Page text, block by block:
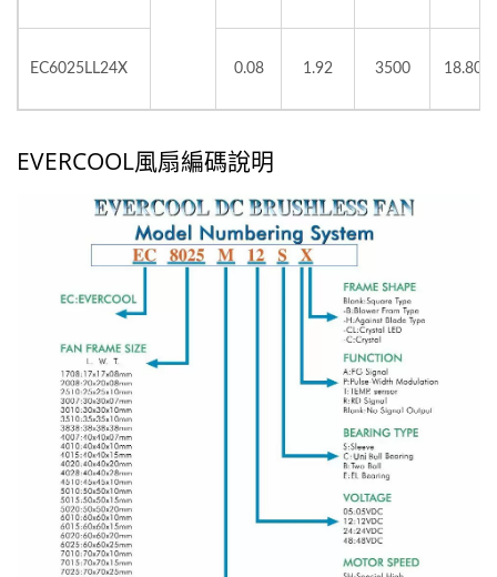
EC6025LL24X 0.08 1.92 3500 18.80
EVERCOOL風扇編碼說明